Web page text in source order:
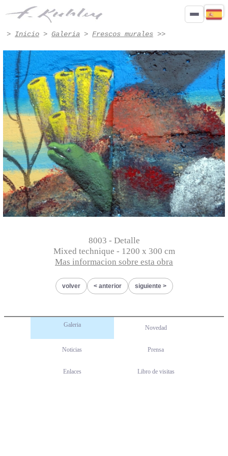
> Inicio > Galeria > Frescos murales >>
8003 - Detalle
Mixed technique - 1200 x 300 cm
Mas informacion sobre esta obra
volver anterior siguiente
Galeria Novedad
Noticias Prensa
Enlaces Libro de visitas